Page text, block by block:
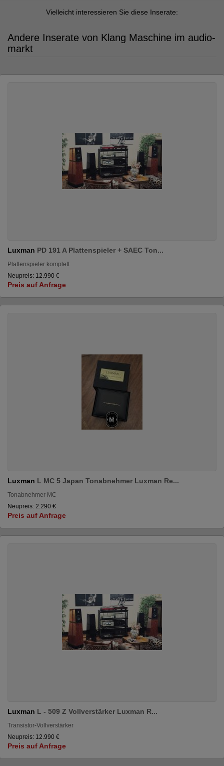
Vielleicht interessieren Sie diese Inserate:
Andere Inserate von Klang Maschine im audio-
markt
Luxman PD 191 A Plattenspieler + SAEC Ton...
Plattenspieler komplett
Neupreis: 12.990 €
Preis auf Anfrage
Luxman L MC 5 Japan Tonabnehmer Luxman Re...
Tonabnehmer MC
Neupreis: 2.290 €
Preis auf Anfrage
Luxman L - 509 Z Vollverstärker Luxman R...
Transistor-Vollverstärker
Neupreis: 12.990 €
Preis auf Anfrage